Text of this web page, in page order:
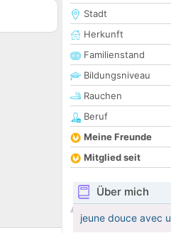
Stadt
Herkunft
Familienstand
Bildungsniveau
Rauchen
Beruf
Meine Freunde
Mitglied seit
Über mich
jeune douce avec